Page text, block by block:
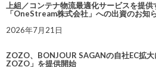
上組／コンテナ物流最適化サービスを提
「OneStream株式会社」への出資のお知
2026年7月21日
ZOZO、BONJOUR SAGANの自社EC拡
ZOZO」を提供開始